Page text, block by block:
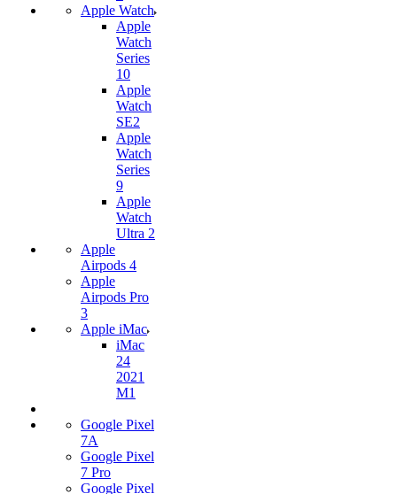
Apple Watch
Apple
Watch
Series
10
Apple
Watch
SE2
Apple
Watch
Series
9
Apple
Watch
Ultra 2
Apple
Airpods 4
Apple
Airpods Pro
3
Apple iMac
iMac
24
2021
M1
Google Pixel
7А
Google Pixel
7 Pro
Google Pixel